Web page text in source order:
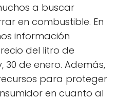
a buscar
en combustible. En
información
del litro de
30 de enero. Además,
para proteger
en cuanto al